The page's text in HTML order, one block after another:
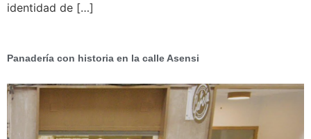
identidad de […]
Panadería con historia en la calle Asensi